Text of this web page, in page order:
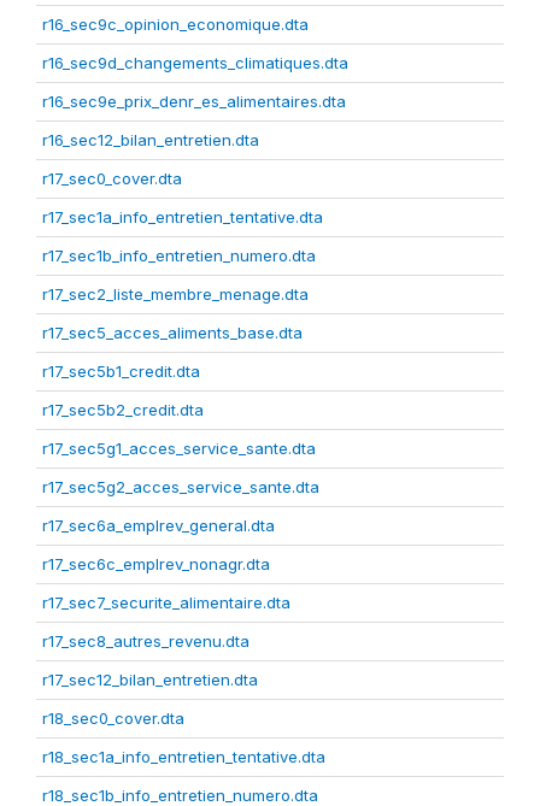
r16_sec9c_opinion_economique.dta
r16_sec9d_changements_climatiques.dta
r16_sec9e_prix_denr_es_alimentaires.dta
r16_sec12_bilan_entretien.dta
r17_sec0_cover.dta
r17_sec1a_info_entretien_tentative.dta
r17_sec1b_info_entretien_numero.dta
r17_sec2_liste_membre_menage.dta
r17_sec5_acces_aliments_base.dta
r17_sec5b1_credit.dta
r17_sec5b2_credit.dta
r17_sec5g1_acces_service_sante.dta
r17_sec5g2_acces_service_sante.dta
r17_sec6a_emplrev_general.dta
r17_sec6c_emplrev_nonagr.dta
r17_sec7_securite_alimentaire.dta
r17_sec8_autres_revenu.dta
r17_sec12_bilan_entretien.dta
r18_sec0_cover.dta
r18_sec1a_info_entretien_tentative.dta
r18_sec1b_info_entretien_numero.dta